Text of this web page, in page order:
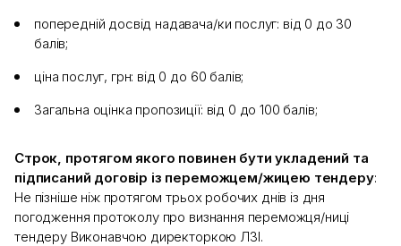
попередній досвід надавача/ки послуг: від 0 до 30
балів;
ціна послуг, грн: від 0 до 60 балів;
Загальна оцінка пропозиції: від 0 до 100 балів;
Строк, протягом якого повинен бути укладений та
підписаний договір із переможцем/жицею тендеру:
Не пізніше ніж протягом трьох робочих днів із дня
погодження протоколу про визнання переможця/ниці
тендеру Виконавчою директоркою ЛЗІ.